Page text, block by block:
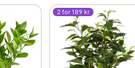
2 for 189 kr